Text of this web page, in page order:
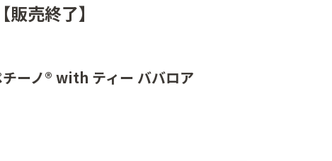
売終了】
ーノ® with ティー ババロア